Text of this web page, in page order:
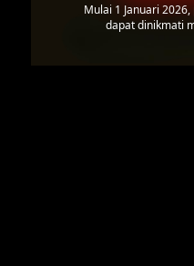
Mulai 1 Januari
dapat dinikmati